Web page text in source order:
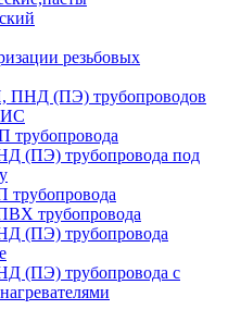
резьбовых
(ПЭ) трубопроводов
трубопровода
(ПЭ) трубопровода под
трубопровода
(ПЭ) трубопровода
(ПЭ) трубопровода с